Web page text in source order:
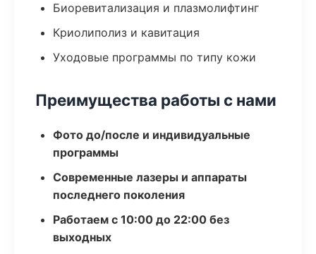
Биоревитализация и плазмолифтинг
Криолиполиз и кавитация
Уходовые программы по типу кожи
Преимущества работы с нами
Фото до/после и индивидуальные
программы
Современные лазеры и аппараты
последнего поколения
Работаем с 10:00 до 22:00 без
выходных